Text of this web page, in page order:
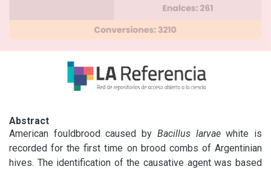
Abstract
American fouldbrood caused by Bacillus larvae white is
recorded for the first time on brood combs of Argentinian
hives. The identification of the causative agent was based